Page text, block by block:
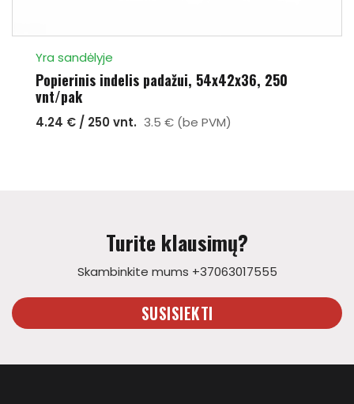
Yra sandėlyje
Popierinis indelis padažui, 54x42x36, 250
vnt/pak
4.24 € / 250 vnt. 3.5 € (be PVM)
Turite klausimų?
Skambinkite mums +37063017555
SUSISIEKTI